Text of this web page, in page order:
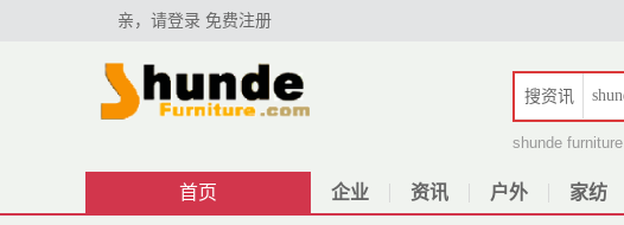
亲，请登录 免费注册
搜资讯
shunde furniture
首页 企业 资讯 户外 家纺